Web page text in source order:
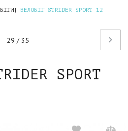
ВЕЛОБІГ STRIDER SPORT 12
29 / 35
Наступний
SPORT